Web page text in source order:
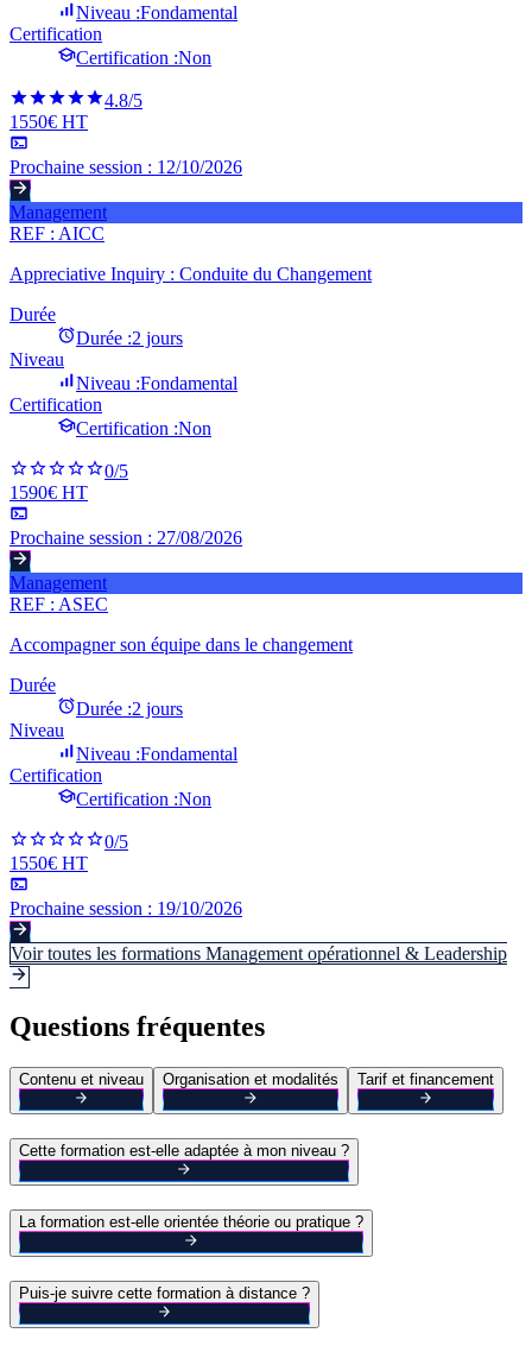
Niveau :Fondamental
Certification
Certification :Non
4.8/5
1550€ HT
Prochaine session : 12/10/2026
Management
REF : AICC
Appreciative Inquiry : Conduite du Changement
Durée
Durée :2 jours
Niveau
Niveau :Fondamental
Certification
Certification :Non
0/5
1590€ HT
Prochaine session : 27/08/2026
Management
REF : ASEC
Accompagner son équipe dans le changement
Durée
Durée :2 jours
Niveau
Niveau :Fondamental
Certification
Certification :Non
0/5
1550€ HT
Prochaine session : 19/10/2026
Voir toutes les formations Management opérationnel & Leadership
Questions fréquentes
Contenu et niveau Organisation et modalités Tarif et financement
Cette formation est-elle adaptée à mon niveau ?
La formation est-elle orientée théorie ou pratique ?
Puis-je suivre cette formation à distance ?